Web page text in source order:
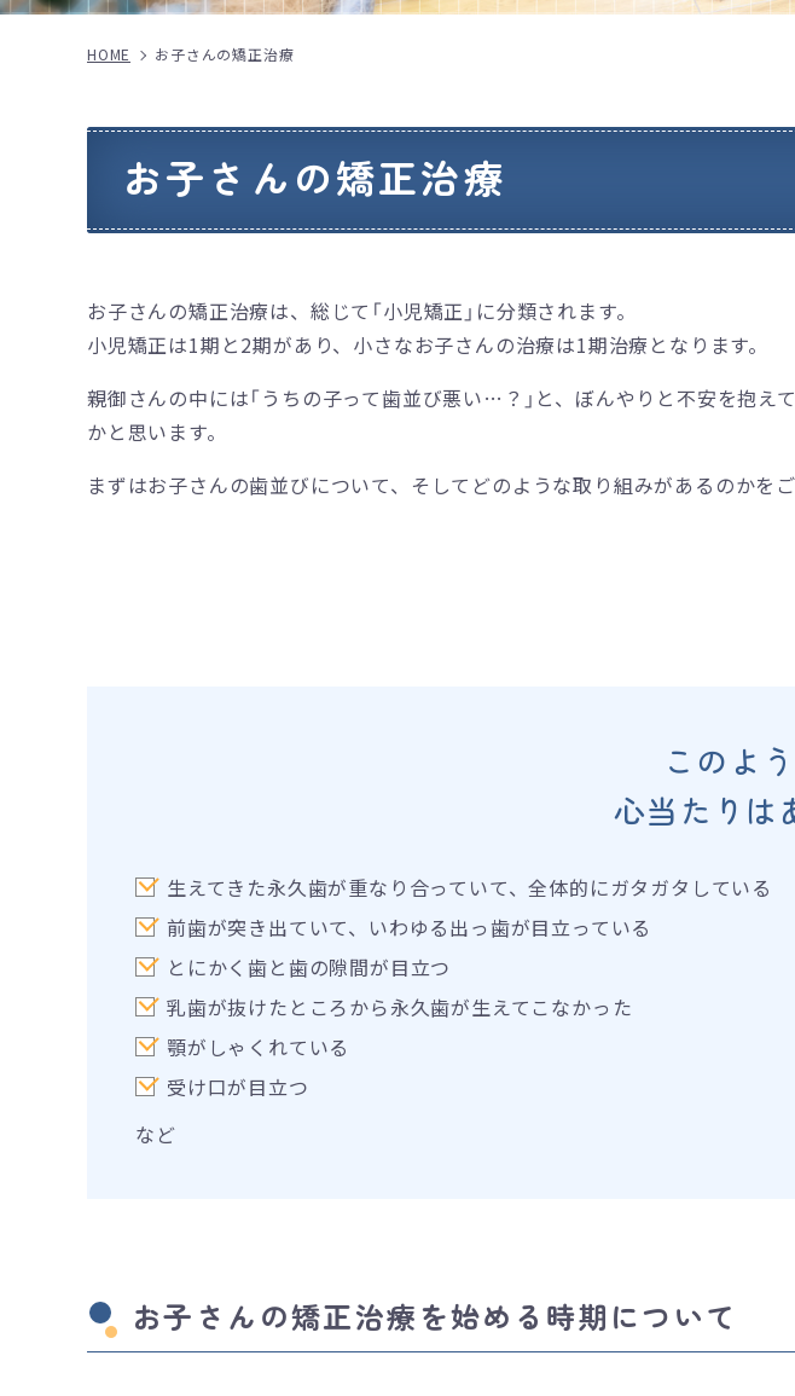
HOME お子さんの矯正治療
お子さんの矯正治療
お子さんの矯正治療は、総じて「小児矯正」に分類されます。
小児矯正は1期と2期があり、小さなお子さんの治療は1期治療となります。
親御さんの中には「うちの子って歯並び悪い…？」と、ぼんやりと不安を抱え
かと思います。
まずはお子さんの歯並びについて、そしてどのような取り組みがあるのかをご
このよ
心当たりは
生えてきた永久歯が重なり合っていて、全体的にガタガタしている
前歯が突き出ていて、いわゆる出っ歯が目立っている
とにかく歯と歯の隙間が目立つ
乳歯が抜けたところから永久歯が生えてこなかった
顎がしゃくれている
受け口が目立つ
など
お子さんの矯正治療を始める時期について